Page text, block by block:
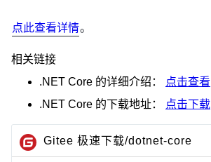
点此查看详情。
相关链接
.NET Core 的详细介绍：
点击查看
.NET Core 的下载地址： 点击下载
Gitee 极速下载/dotnet-core